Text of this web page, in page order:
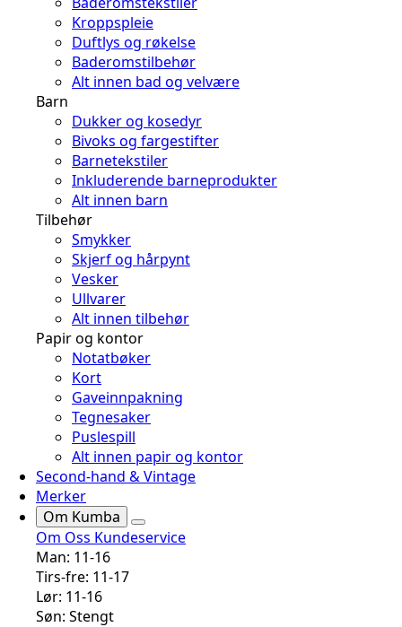
Kroppspleie
Duftlys og røkelse
Baderomstilbehør
Alt innen bad og velvære
Barn
Dukker og kosedyr
Bivoks og fargestifter
Barnetekstiler
Inkluderende barneprodukter
Alt innen barn
Tilbehør
Smykker
Skjerf og hårpynt
Vesker
Ullvarer
Alt innen tilbehør
Papir og kontor
Notatbøker
Kort
Gaveinnpakning
Tegnesaker
Puslespill
Alt innen papir og kontor
Second-hand & Vintage
Merker
Om Kumba
Om Oss Kundeservice
Man: 11-16
Tirs-fre: 11-17
Lør: 11-16
Søn: Stengt